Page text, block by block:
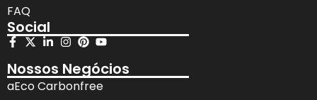
FAQ
Social
Nossos Negócios
aEco Carbonfree